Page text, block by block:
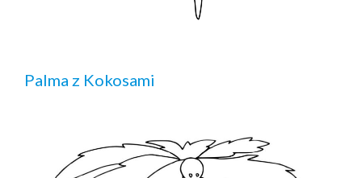
Palma z Kokosami